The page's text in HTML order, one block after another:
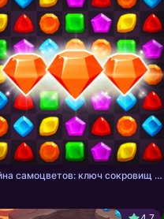
Тайна самоцветов: ключ сокровищ - три в ряд